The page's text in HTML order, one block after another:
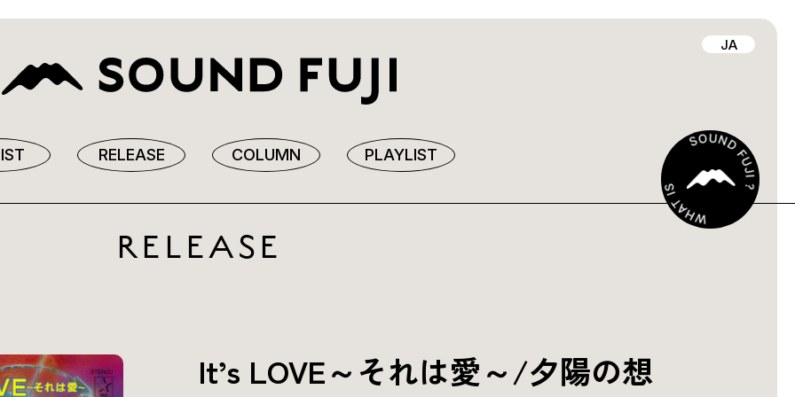
RELEASE COLUMN PLAYLIST
JA
RELEASE
It’s LOVE～それは愛～/夕陽の想